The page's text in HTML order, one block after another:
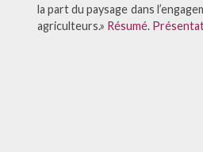
la part du paysage dans
agriculteurs.» Résumé.